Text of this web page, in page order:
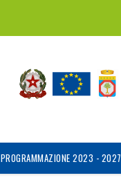
PROGRAMMAZIONE 2023 - 2027